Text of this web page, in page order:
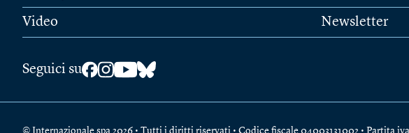
Video Newsletter
Seguici su
© Internazionale spa 2026 • Tutti i diritti riservati • Codice fiscale 04003131002 • Partita